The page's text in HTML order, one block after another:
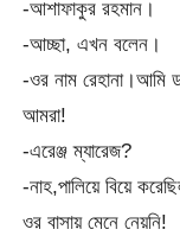
-আশাফাকুর রহমান।
-আচ্ছা, এখন বলেন।
-ওর নাম রেহানা।আমি
আমরা!
-এরেঞ্জ ম্যারেজ?
-নাহ,পালিয়ে বিয়ে
ওর বাসায় মেনে নেয়নি!